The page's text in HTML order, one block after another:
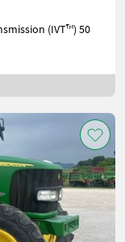
(IVT™) 50